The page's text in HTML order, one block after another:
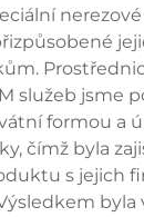
služeb jsme
formou a
čímž byla
s jejich
byla